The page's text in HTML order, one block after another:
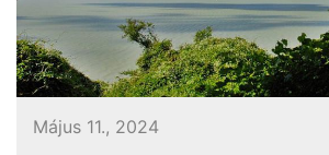
Május 11., 2024